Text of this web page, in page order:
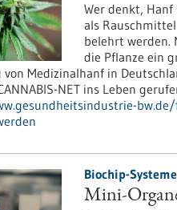
Wer denkt,
als
belehrt werden.
die Pflanze ein
von Medizinalhanf in
NET ins Leben
Biochip-
Mini-